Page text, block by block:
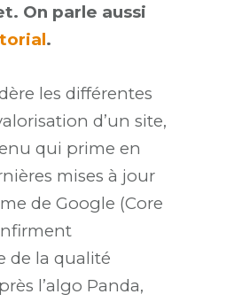
On parle aussi
.
les différentes
d’un site,
qui prime en
mises à jour
de Google (Core
de la qualité
l’algo Panda,